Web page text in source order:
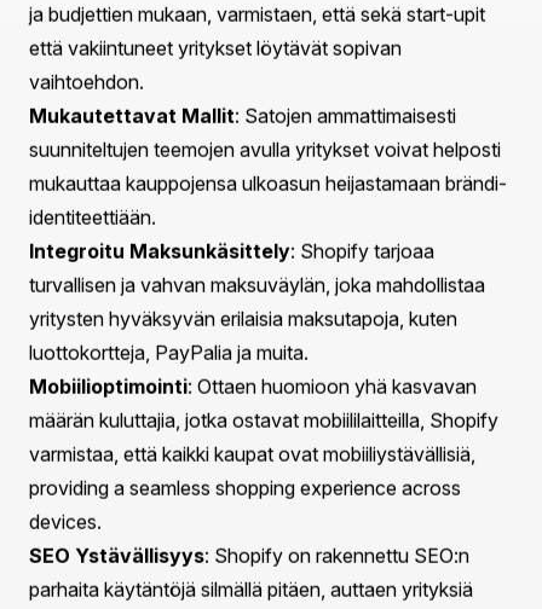
Ymmärrä Shopify: Vankka verkkokauppa-alusta
Shopify ei ole vain toinen verkkokauppa-alusta; se on
kattava ratkaisu kaiken kokoisille yrityksille. Vuonna
2006 perustettu Shopify on voimaantuttanut yli
miljoonaa yritystä perustamaan verkkokauppansa
nopeasti ja tehokkaasti. Sen käyttäjäystävällinen
käyttöliittymä ja laajat ominaisuudet mahdollistavat
yrittäjien keskittyä siihen, mitä he tekevät parhaiten -
liiketoimintansa kasvattamiseen.
Shopifyn keskeiset ominaisuudet
Käyttö Helppous: Shopify on suunniteltu intuitiiviseksi,
mikä tekee siitä saavutettavan jopa niille, joilla ei ole
teknistä taustaa. Alusta tarjoaa helpon
asennusprosessin, jolloin käyttäjät voivat luoda
verkkokauppansa muutamassa tunnissa.
Joustavat Hinnoittelusuunnitelmat
erilaisia hinnoittelutasoja erilaisten liiketoimintatarpeiden
ja budjettien mukaan, varmistaen, että sekä start-upit